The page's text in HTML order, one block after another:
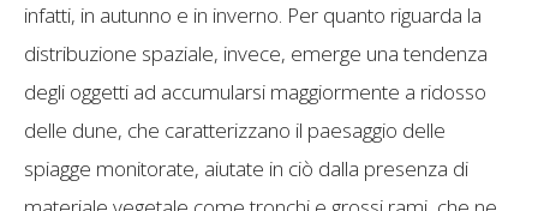
infatti, in autunno e in inverno. Per quanto riguarda la
distribuzione spaziale, invece, emerge una tendenza
degli oggetti ad accumularsi maggiormente a ridosso
delle dune, che caratterizzano il paesaggio delle
spiagge monitorate, aiutate in ciò dalla presenza di